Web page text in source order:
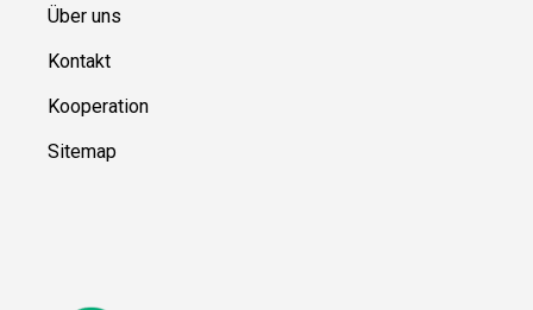
Über uns
Kontakt
Kooperation
Sitemap